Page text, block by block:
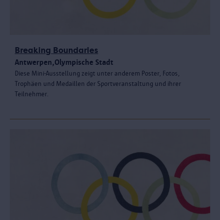
Breaking Boundaries
Antwerpen,Olympische Stadt
Diese Mini-Ausstellung zeigt unter anderem Poster, Fotos,
Trophäen und Medaillen der Sportveranstaltung und ihrer
Teilnehmer.